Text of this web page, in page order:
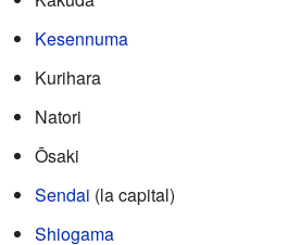
Kesennuma
Kurihara
Natori
Ōsaki
Sendai (la capital)
Shiogama